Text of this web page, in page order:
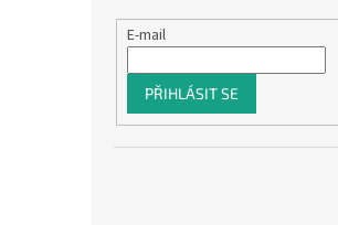
E-mail
PŘIHLÁSIT SE